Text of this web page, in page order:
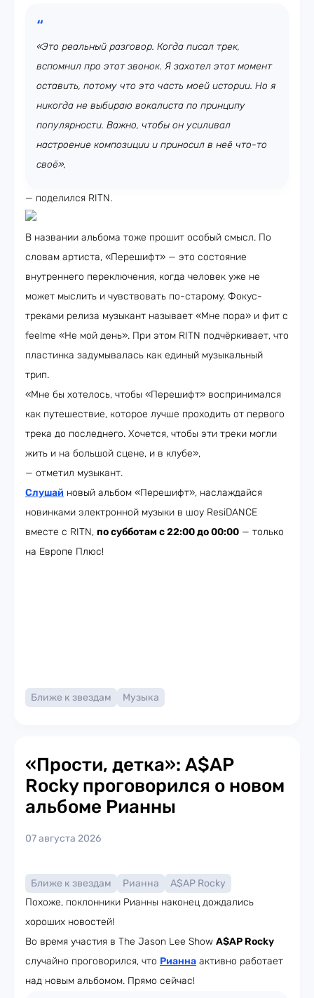
«Это реальный разговор. Когда писал трек,
вспомнил про этот звонок. Я захотел этот момент
оставить, потому что это часть моей истории. Но я
никогда не выбираю вокалиста по принципу
популярности. Важно, чтобы он усиливал
настроение композиции и приносил в неё что-то
своё»,
— поделился RITN.
В названии альбома тоже прошит особый смысл. По
словам артиста, «Перешифт» — это состояние
внутреннего переключения, когда человек уже не
может мыслить и чувствовать по-старому. Фокус-
треками релиза музыкант называет «Мне пора» и фит с
feelme «Не мой день». При этом RITN подчёркивает, что
пластинка задумывалась как единый музыкальный
трип.
«Мне бы хотелось, чтобы «Перешифт» воспринимался
как путешествие, которое лучше проходить от первого
трека до последнего. Хочется, чтобы эти треки могли
жить и на большой сцене, и в клубе»,
— отметил музыкант.
Слушай новый альбом «Перешифт», наслаждайся
новинками электронной музыки в шоу ResiDANCE
вместе с RITN, по субботам с 22:00 до 00:00 — только
на Европе Плюс!​
Ближе к звездам Музыка
«Прости, детка»: A$AP
Rocky проговорился о новом
альбоме Рианны
07 августа 2026
Ближе к звездам Рианна
A$AP Rocky
Похоже, поклонники Рианны наконец дождались
хороших новостей!
Во время участия в The Jason Lee Show A$AP Rocky
случайно проговорился, что Рианна активно работает
над новым альбомом. Прямо сейчас!